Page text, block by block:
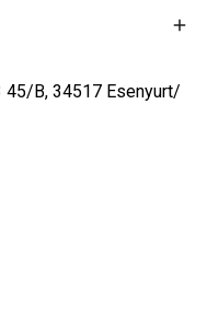
45/B, 34517 Esenyurt/